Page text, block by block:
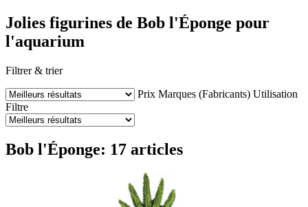
Jolies figurines de Bob l'Éponge pour
l'aquarium
Filtrer & trier
Prix Marques (Fabricants) Utilisation
Filtre
Bob l'Éponge: 17 articles